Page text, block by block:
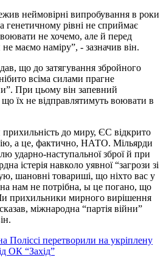
неймовірні випробування в роки
генетичному рівні не сприймає
не хочемо, але й перед
маємо наміру”, - зазначив він.
що до затягування збройного
всіма силами прагне
При цьому він запевний
що їх не відправлятимуть воювати в
до миру, ЄC відкрито
а це, фактично, НАТО. Мільярди
ударно-наступальної зброї й при
істерія навколо уявної “загрози зі
шановні товариші, що ніхто вас у
нам не потрібна, ы це погано, що
прихильники мирного вирішення
міжнародна “партія війни”
Поліссі перетворили на укріплену
ОК “Захід”